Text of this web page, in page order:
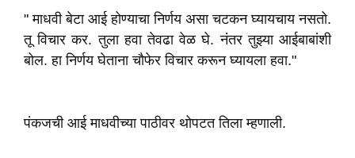
" माधवी बेटा आई होण्याचा निर्णय असा चटकन घ्यायचाय नसतो.
तू विचार कर. तुला हवा तेवढा वेळ घे. नंतर तुझ्या आईबाबांशी
बोल. हा निर्णय घेताना चौफेर विचार करून घ्यायला हवा."
पंकजची आई माधवीच्या पाठीवर थोपटत तिला म्हणाली.